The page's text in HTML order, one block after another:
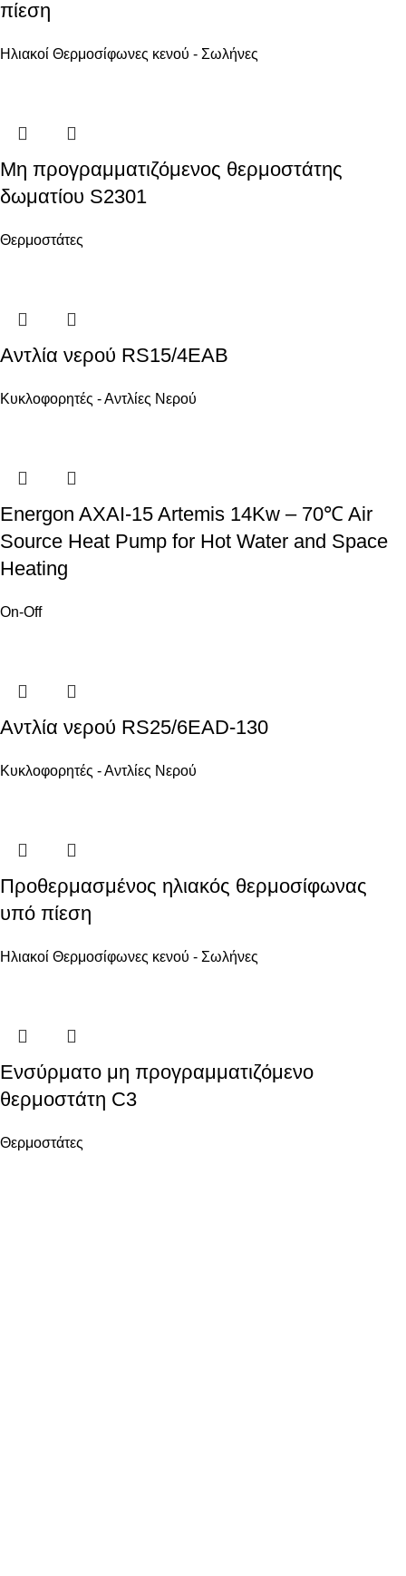
πίεση
Ηλιακοί Θερμοσίφωνες κενού - Σωλήνες
Μη προγραμματιζόμενος θερμοστάτης
δωματίου S2301
Θερμοστάτες
Αντλία νερού RS15/4EAB
Κυκλοφορητές - Αντλίες Νερού
Energon AXAI-15 Artemis 14Kw – 70℃ Air
Source Heat Pump for Hot Water and Space
Heating
On-Off
Αντλία νερού RS25/6EAD-130
Κυκλοφορητές - Αντλίες Νερού
Προθερμασμένος ηλιακός θερμοσίφωνας
υπό πίεση
Ηλιακοί Θερμοσίφωνες κενού - Σωλήνες
Ενσύρματο μη προγραμματιζόμενο
θερμοστάτη C3
Θερμοστάτες